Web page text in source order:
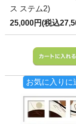
ス ステム2)
25,000円(税込
お気に入りに